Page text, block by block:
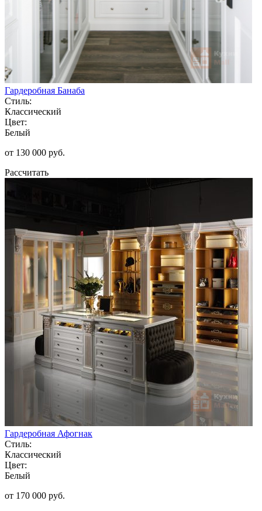
Гардеробная Банаба
Стиль:
Классический
Цвет:
Белый
от 130 000 руб.
Рассчитать
Гардеробная Афогнак
Стиль:
Классический
Цвет:
Белый
от 170 000 руб.